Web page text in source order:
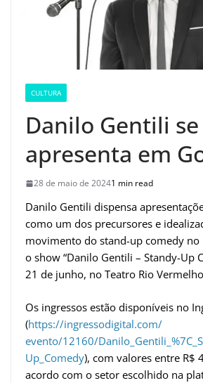
CULTURA
Danilo Gentili se
apresenta em
28 de maio de 20241 min read
Danilo Gentili dispensa
como um dos precursores e
movimento do stand-up comedy no
o show “Danilo Gentili – Standy-Up
21 de junho, no Teatro Rio
Os ingressos estão disponíveis no
(https://ingressodigital.com/
evento/12160/Danilo_Gentili_%
Up_Comedy), com valores entre R$
acordo com o setor escolhido na